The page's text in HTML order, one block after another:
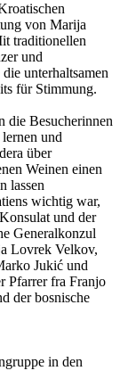
von Marija
traditionellen
und
unterhaltsamen
für Stimmung.
die Besucherinnen
und
über
Weinen einen
lassen
wichtig war,
und der
Generalkonzul
Lovrek Velkov,
Jukić und
Pfarrer fra Franjo
der bosnische
in den